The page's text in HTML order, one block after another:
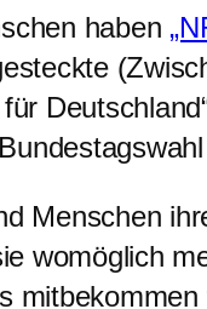
haben
Menschen
womöglich
mitbekommen